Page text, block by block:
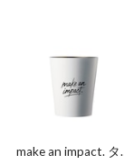
make an impact. タ